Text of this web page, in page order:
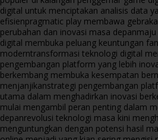
digital untuk menciptakan analisis data
efisienpragmatic play membawa
perubahan dan inovasi masa depan
digital membuka peluang keuntungan
moderntransformasi teknologi digital
pengembangan platform yang lebih
berkembang membuka kesempatan
menjanjikanstrategi pengembangan
utama dalam menghadirkan inovasi
mulai mengambil peran penting dalam
depanrevolusi teknologi masa kini
menguntungkan dengan potensi hasil